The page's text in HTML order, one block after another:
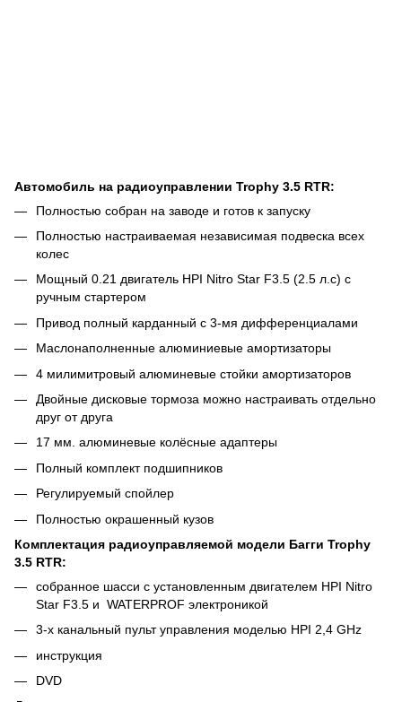
Автомобиль на радиоуправлении Trophy 3.5 RTR:
Полностью собран на заводе и готов к запуску
Полностью настраиваемая независимая подвеска всех
колес
Мощный 0.21 двигатель HPI Nitro Star F3.5 (2.5 л.с) с
ручным стартером
Привод полный карданный с 3-мя дифференциалами
Маслонаполненные алюминиевые амортизаторы
4 милимитровый алюминевые стойки амортизаторов
Двойные дисковые тормоза можно настраивать отдельно
друг от друга
17 мм. алюминевые колёсные адаптеры
Полный комплект подшипников
Регулируемый спойлер
Полностью окрашенный кузов
Комплектация радиоуправляемой модели Багги Trophy
3.5 RTR:
собранное шасси с установленным двигателем HPI Nitro
Star F3.5 и WATERPROF электроникой
3-х канальный пульт управления моделью HPI 2,4 GHz
инструкция
DVD